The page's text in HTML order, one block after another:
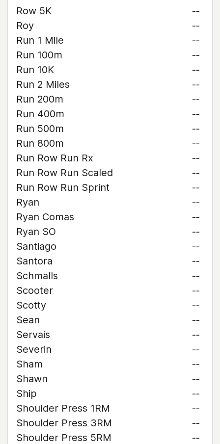
Row 5K
--
Roy
--
Run 1 Mile
--
Run 100m
--
Run 10K
--
Run 2 Miles
--
Run 200m
--
Run 400m
--
Run 500m
--
Run 800m
--
Run Row Run Rx
--
Run Row Run Scaled
--
Run Row Run Sprint
--
Ryan
--
Ryan Comas
--
Ryan SO
--
Santiago
--
Santora
--
Schmalls
--
Scooter
--
Scotty
--
Sean
--
Servais
--
Severin
--
Sham
--
Shawn
--
Ship
--
Shoulder Press 1RM
--
Shoulder Press 3RM
--
Shoulder Press 5RM
--